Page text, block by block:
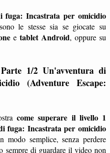
fuga: Incastrata per omicidio
sono le stesse sia se giocate su
e tablet Android, oppure su
1/2 Un'avventura di
(Adventure Escape:
come superare il livello 1
fuga: Incastrata per omicidio
modo semplice, senza perdere
sempre di guardare il video non